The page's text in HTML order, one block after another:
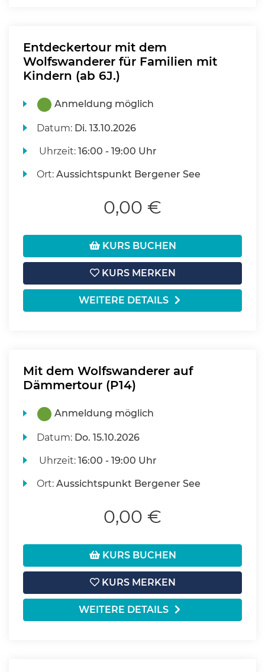
Entdeckertour mit dem
Wolfswanderer für Familien mit
Kindern (ab 6J.)
Anmeldung möglich
Datum: Di. 13.10.2026
Uhrzeit:16:00 - 19:00 Uhr
Ort:Aussichtspunkt Bergener See
0,00 €
KURS BUCHEN
KURS MERKEN
WEITERE DETAILS
Mit dem Wolfswanderer auf
Dämmertour (P14)
Anmeldung möglich
Datum: Do. 15.10.2026
Uhrzeit:16:00 - 19:00 Uhr
Ort:Aussichtspunkt Bergener See
0,00 €
KURS BUCHEN
KURS MERKEN
WEITERE DETAILS